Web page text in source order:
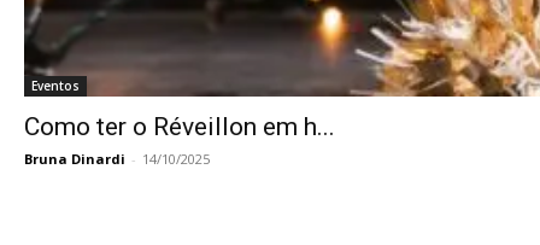
Eventos
Como ter o Réveillon em h...
Bruna Dinardi - 14/10/2025